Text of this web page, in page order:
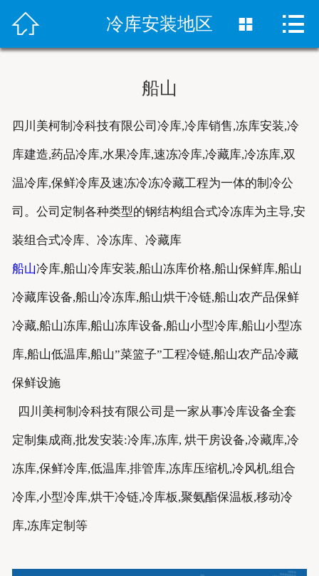
首页
销售网络
新闻资讯
 冷库安装地区  
船山
四川美柯制冷科技有限公司冷库,冷库销售,冻库安装,冷
库建造,药品冷库,水果冷库,速冻冷库,冷藏库,冷冻库,双
温冷库,保鲜冷库及速冻冷冻冷藏工程为一体的制冷公
司。公司定制各种类型的钢结构组合式冷冻库为主导,安
装组合式冷库、冷冻库、冷藏库
船山冷库,船山冷库安装,船山冻库价格,船山保鲜库,船山
冷藏库设备,船山冷冻库,船山烘干冷链,船山农产品保鲜
冷藏,船山冻库,船山冻库设备,船山小型冷库,船山小型冻
库,船山低温库,船山”菜篮子”工程冷链,船山农产品冷藏
保鲜设施
四川美柯制冷科技有限公司是一家从事冷库设备全套
定制集成商,批发安装:冷库,冻库, 烘干房设备,冷藏库,冷
冻库,保鲜冷库,低温库,排管库,冻库压缩机,冷风机,组合
冷库,小型冷库,烘干冷链,冷库板,聚氨酯保温板,移动冷
库,冻库定制等